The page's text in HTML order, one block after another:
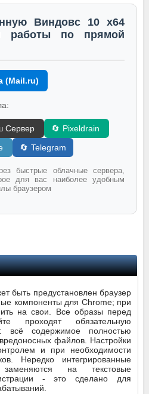
Виндовс 10 x64
работы по прямой
(Mail.ru)
Сервер 🔄 Pixeldrain
🔄 Telegram
быстрые облачные сервера,
для вас наиболее удобным
браузером
быть предустановлен браузер
компоненты для Chrome; при
на свои. Все образы перед
проходят обязательную
всё содержимое полностью
файлов. Настройки
и при необходимости
Нередко интегрированные
заменяются на текстовые
- это сделано для